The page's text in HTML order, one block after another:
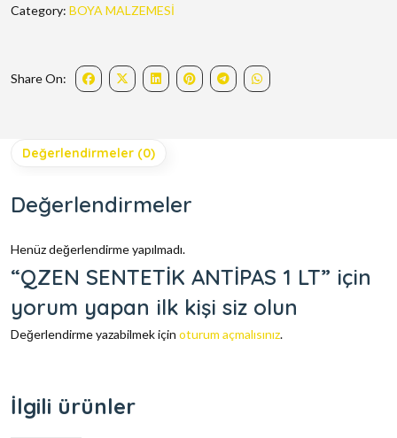
Category: BOYA MALZEMESİ
Share On:
Değerlendirmeler (0)
Değerlendirmeler
Henüz değerlendirme yapılmadı.
“QZEN SENTETİK ANTİPAS 1 LT” için
yorum yapan ilk kişi siz olun
Değerlendirme yazabilmek için oturum açmalısınız.
İlgili ürünler